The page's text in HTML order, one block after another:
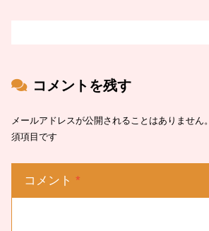
コメントを残す
メールアドレスが公開されることはありません。
須項目です
コメント *